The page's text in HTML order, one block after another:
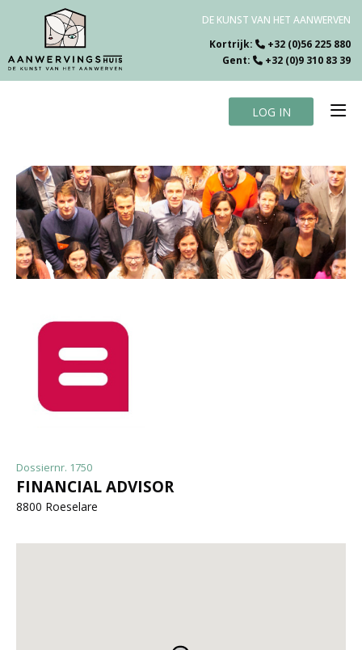
DE KUNST VAN HET AANWERVEN
Kortrijk:
+32 (0)56 225 880
Gent:
+32 (0)9 310 83 39
Vacatures
Over ons
Specialiteiten
Testimonials
Blog
Contact
LOG IN
Dossiernr. 1750
FINANCIAL ADVISOR
8800 Roeselare